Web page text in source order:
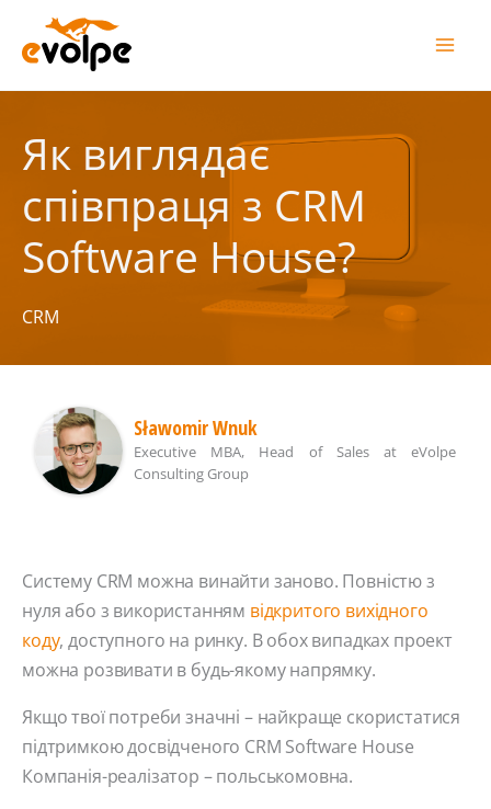
Перейти
Як виглядає
співпраця з CRM
Software House?
CRM
Sławomir Wnuk
Executive MBA, Head of SalesateVolpe
Consulting Group
Систему CRM можна винайти заново. Повністю з
нуля або з використанням відкритого вихідного
коду, доступного на ринку. В обох випадках проект
можна розвивати в будь-якому напрямку.
Якщо твої потреби значні – найкраще скористатися
підтримкою досвідченого CRM Software House
Компанія-реалізатор – польськомовна.